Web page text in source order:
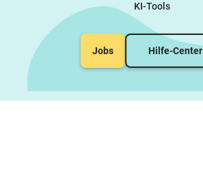
KI-Tools
Jobs Hilfe-Center